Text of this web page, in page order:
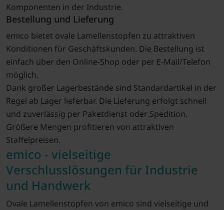
Komponenten in der Industrie.
Bestellung und Lieferung
emico bietet ovale Lamellenstopfen zu attraktiven
Konditionen für Geschäftskunden. Die Bestellung ist
einfach über den Online-Shop oder per E-Mail/Telefon
möglich.
Dank großer Lagerbestände sind Standardartikel in der
Regel ab Lager lieferbar. Die Lieferung erfolgt schnell
und zuverlässig per Paketdienst oder Spedition.
Größere Mengen profitieren von attraktiven
Staffelpreisen.
emico - vielseitige
Verschlusslösungen für Industrie
und Handwerk
Ovale Lamellenstopfen von emico sind vielseitige und